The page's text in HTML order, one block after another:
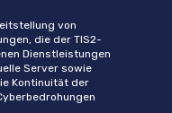
von
die der TIS2-
Dienstleistungen
Server sowie
Kontinuität der